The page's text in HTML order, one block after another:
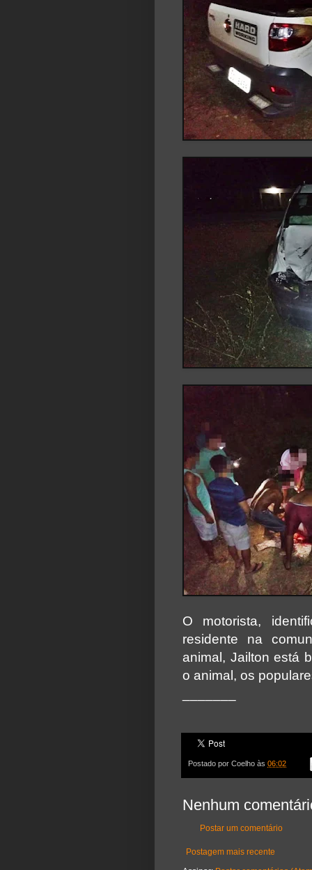
O motorista,
residente na
animal, Jailton está
o animal, os
Postado por Coelho às 06:02
Nenhum
Postar um comentário
Postagem mais recente